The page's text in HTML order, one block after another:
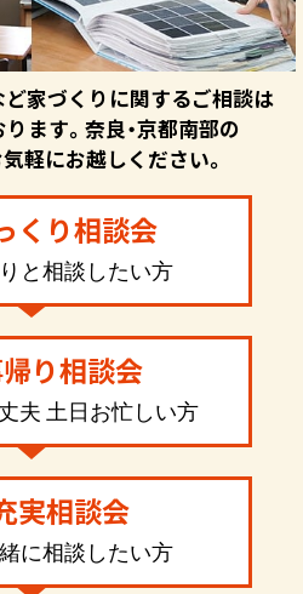
ど家づくりに関するご相談は
ます。奈良・京都南部の
軽にお越しください。
くり相談会
と相談したい方
り相談会
夫 土日お忙しい方
実相談会
に相談したい方